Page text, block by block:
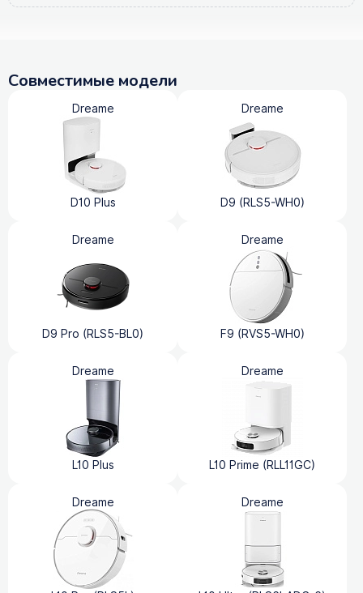
Совместимые модели
Dreame
D10 Plus
Dreame
D9 (RLS5-WH0)
Dreame
D9 Pro (RLS5-BL0)
Dreame
F9 (RVS5-WH0)
Dreame
L10 Plus
Dreame
L10 Prime (RLL11GC)
Dreame Dreame